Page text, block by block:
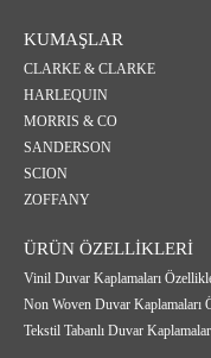
KUMAŞLAR
CLARKE & CLARKE
HARLEQUIN
MORRIS & CO
SANDERSON
SCION
ZOFFANY
ÜRÜN ÖZELLİKLERİ
Vinil Duvar Kaplamaları
Non Woven Duvar Kaplamaları
Tekstil Tabanlı Duvar